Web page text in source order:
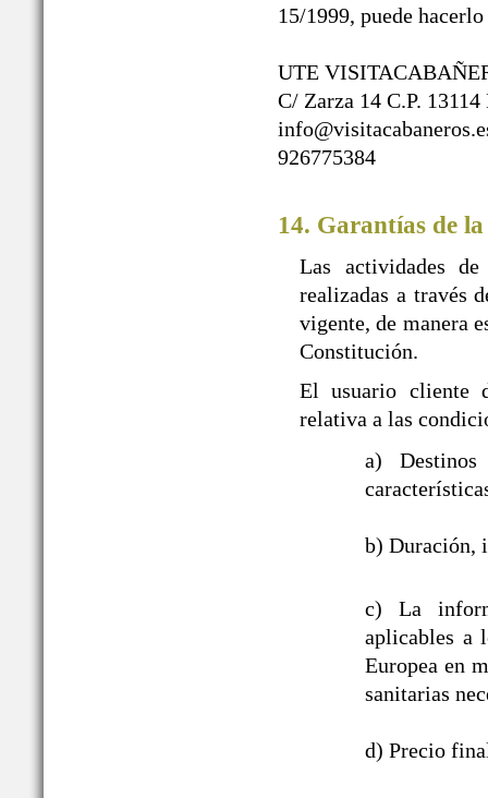
15/1999, puede
UTE
C/ Zarza 14 C.P.
926775384
14. Garantías de
Las actividades
realizadas a través
vigente, de manera
Constitución.
El usuario cliente
relativa a las
a)
b) Duración,
c) La
aplicables a
Europea en
sanitarias
d) Precio